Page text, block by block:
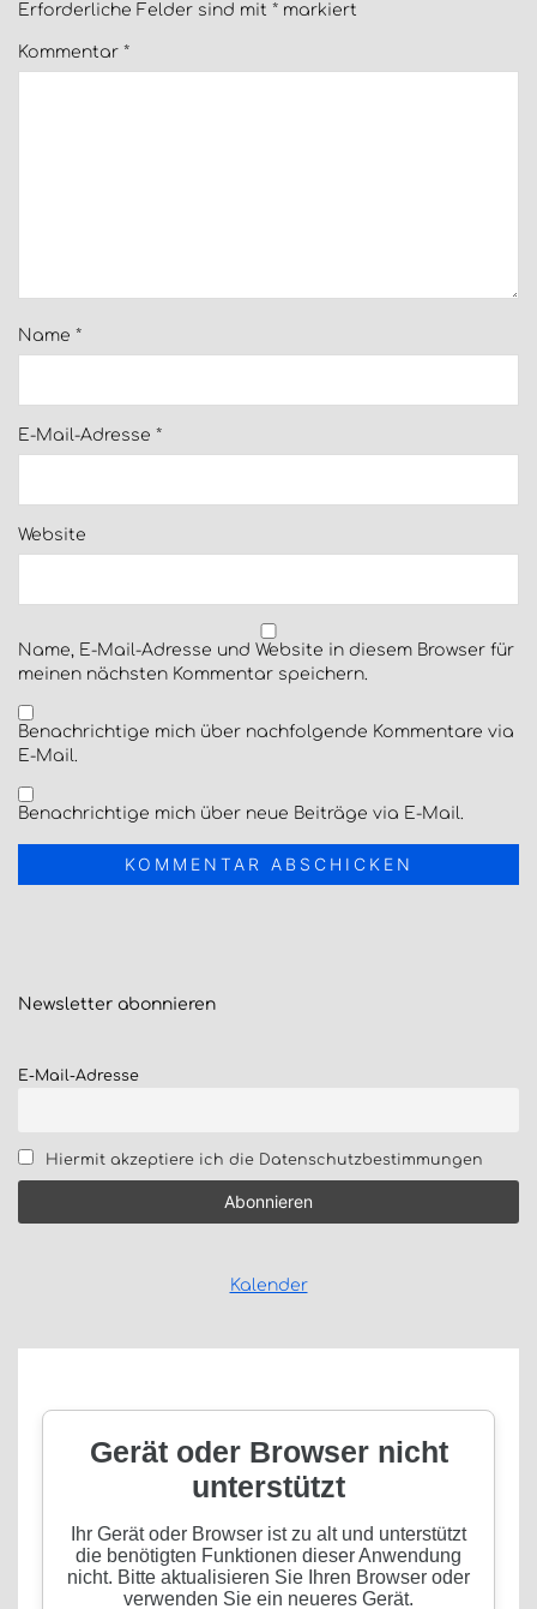
Erforderliche Felder sind mit * markiert
Kommentar *
Name *
E-Mail-Adresse *
Website
Name, E-Mail-Adresse und Website in diesem Browser für
meinen nächsten Kommentar speichern.
Benachrichtige mich über nachfolgende Kommentare via
E-Mail.
Benachrichtige mich über neue Beiträge via E-Mail.
Newsletter abonnieren
E-Mail-Adresse
Hiermit akzeptiere ich die Datenschutzbestimmungen
Kalender